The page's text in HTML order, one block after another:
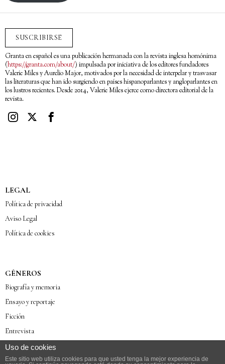
SUSCRIBIRSE
Granta en español es una publicación hermanada con la revista inglesa homónima
(https://granta.com/about/) impulsada por iniciativa de los editores fundadores
Valerie Miles y Aurelio Major, motivados por la necesidad de interpelar y trasvasar
las literaturas que han ido surgiendo en países hispanoparlantes y angloparlantes en
los lustros recientes. Desde 2014, Valerie Miles ejerce como directora editorial de la
revista.
LEGAL
Política de privacidad
Aviso Legal
Política de cookies
GÉNEROS
Biografía y memoria
Ensayo y reportaje
Ficción
Entrevista
Poesía
Uso de cookies
Este sitio web utiliza cookies para que usted tenga la mejor experiencia de